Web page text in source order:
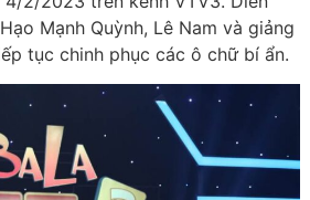
Mạnh Quỳnh, Lê Nam và giảng
tục chinh phục các ô chữ bí ẩn.